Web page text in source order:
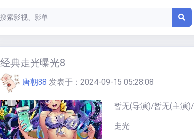
经典走光曝光8
唐朝88 发表于： 2024-09-15 05:28:08
暂无(导演)/暂无(主演)/
走光